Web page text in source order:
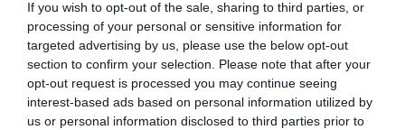
If you wish to opt-out of the sale, sharing to third parties, or
processing of your personal or sensitive information for
targeted advertising by us, please use the below opt-out
section to confirm your selection. Please note that after your
opt-out request is processed you may continue seeing
interest-based ads based on personal information utilized by
us or personal information disclosed to third parties prior to
kockázati költségek.
Kifejtette: az OTP ezért a működési költségek jelentős
csökkentésébe fogott Oroszországban, 2016-ban várhatóan 24
százalékkal alacsonyabb lesz a működési költség, mint az elmúlt
évben. A bank egyebek mellett az oroszországi bankfiókok számát
198-ról 134 egységre csökkenti.